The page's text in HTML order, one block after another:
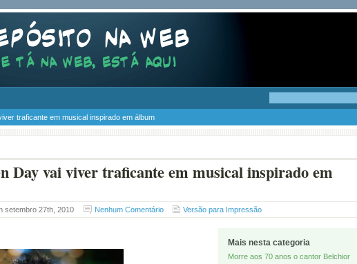
traficante em musical inspirado em álbum
Day vai viver traficante em musical inspirado em
setembro 27th, 2010 Nenhum Comentário Versão para Impressão
Mais nesta categoria
Morre aos 70 anos o cantor Belchior